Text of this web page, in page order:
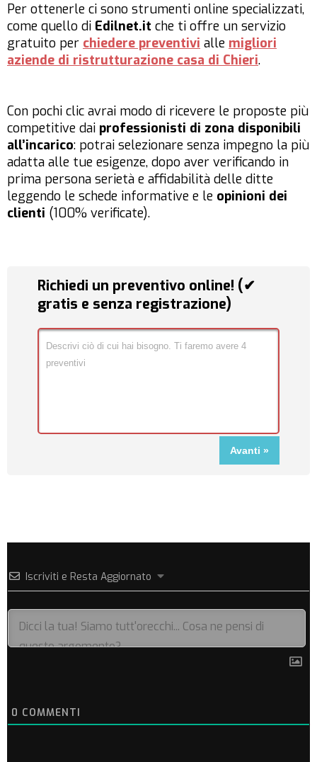
Per ottenerle ci sono strumenti online specializzati,
come quello di Edilnet.it che ti offre un servizio
gratuito per chiedere preventivi alle migliori
aziende di ristrutturazione casa di Chieri.
Con pochi clic avrai modo di ricevere le proposte più
competitive dai professionisti di zona disponibili
all’incarico: potrai selezionare senza impegno la più
adatta alle tue esigenze, dopo aver verificando in
prima persona serietà e affidabilità delle ditte
leggendo le schede informative e le opinioni dei
clienti (100% verificate).
Richiedi un preventivo online! (✔
gratis e senza registrazione)
Iscriviti e Resta Aggiornato
0 COMMENTI